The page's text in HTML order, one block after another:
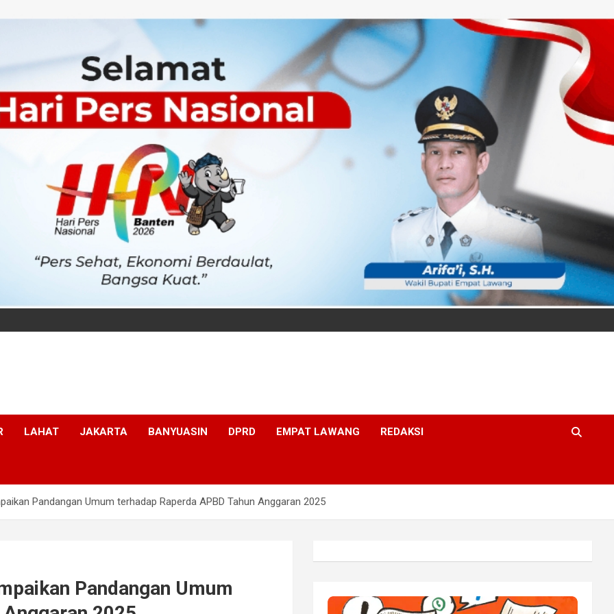
LAHAT JAKARTA BANYUASIN DPRD EMPAT LAWANG REDAKSI
Pandangan Umum terhadap Raperda APBD Tahun Anggaran 2025
Pandangan Umum